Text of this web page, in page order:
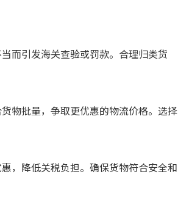
而引发海关查验或罚款。合理归类货
物批量，争取更优惠的物流价格。选择
，降低关税负担。确保货物符合安全和